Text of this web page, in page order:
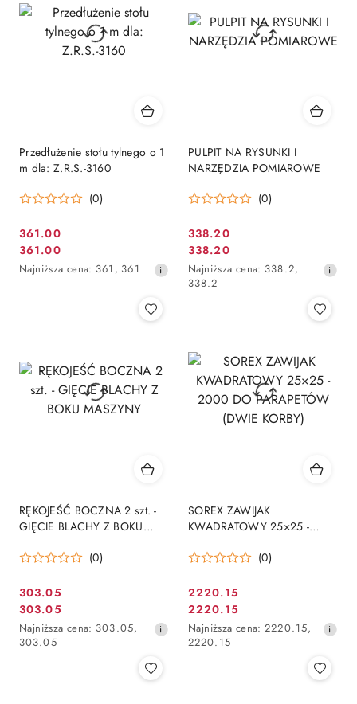
Przedłużenie stołu tylnego o 1
m dla: Z.R.S.-3160
(0)
Cena
promocyjna:
361.00
Cena
promocyjna:
361.00
Najniższa
Najniższa cena: 361 , 361
PULPIT NA RYSUNKI I
NARZĘDZIA POMIAROWE
(0)
Cena
promocyjna:
338.20
Cena
promocyjna:
338.20
Najniższa
cena
obniżką
Najniższa cena: 338.2,
338.2
RĘKOJEŚĆ BOCZNA 2 szt. -
GIĘCIE BLACHY Z BOKU
(0)
Cena
promocyjna:
303.05
Cena
promocyjna:
303.05
Najniższa
cena
Najniższa cena: 303.05,
303.05
SOREX ZAWIJAK
KWADRATOWY 25×25 -
(DWIE KORBY)(0)
Cena
promocyjna:
2220.15
Cena
promocyjna:
2220.15
Najniższa
cena
Najniższa cena: 2220.15,
2220.15